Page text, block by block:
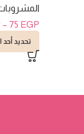
75 EGP
–
تحديد أحد